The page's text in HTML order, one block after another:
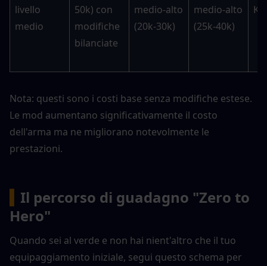
livello
medio
50k) con
modifiche
bilanciate
medio-alto
(20k-30k)
medio-alto
(25k-40k)
Nota: questi sono i costi base senza modifiche estese.
Le mod aumentano significativamente il costo
dell'arma ma ne migliorano notevolmente le
prestazioni.
Il percorso di guadagno "Zero to
Hero"
Quando sei al verde e non hai nient'altro che il tuo
equipaggiamento iniziale, segui questo schema per